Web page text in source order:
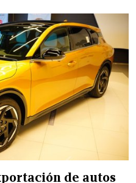
de autos